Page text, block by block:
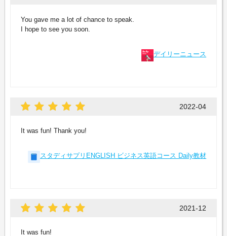
You gave me a lot of chance to speak.
I hope to see you soon.
デイリーニュース
2022-04
It was fun! Thank you!
スタディサプリENGLISH ビジネス英語コース Daily教材
2021-12
It was fun!